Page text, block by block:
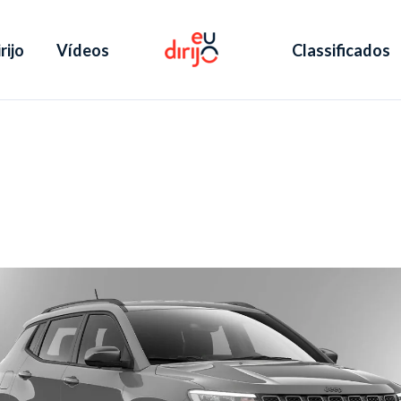
Vídeos Classificados